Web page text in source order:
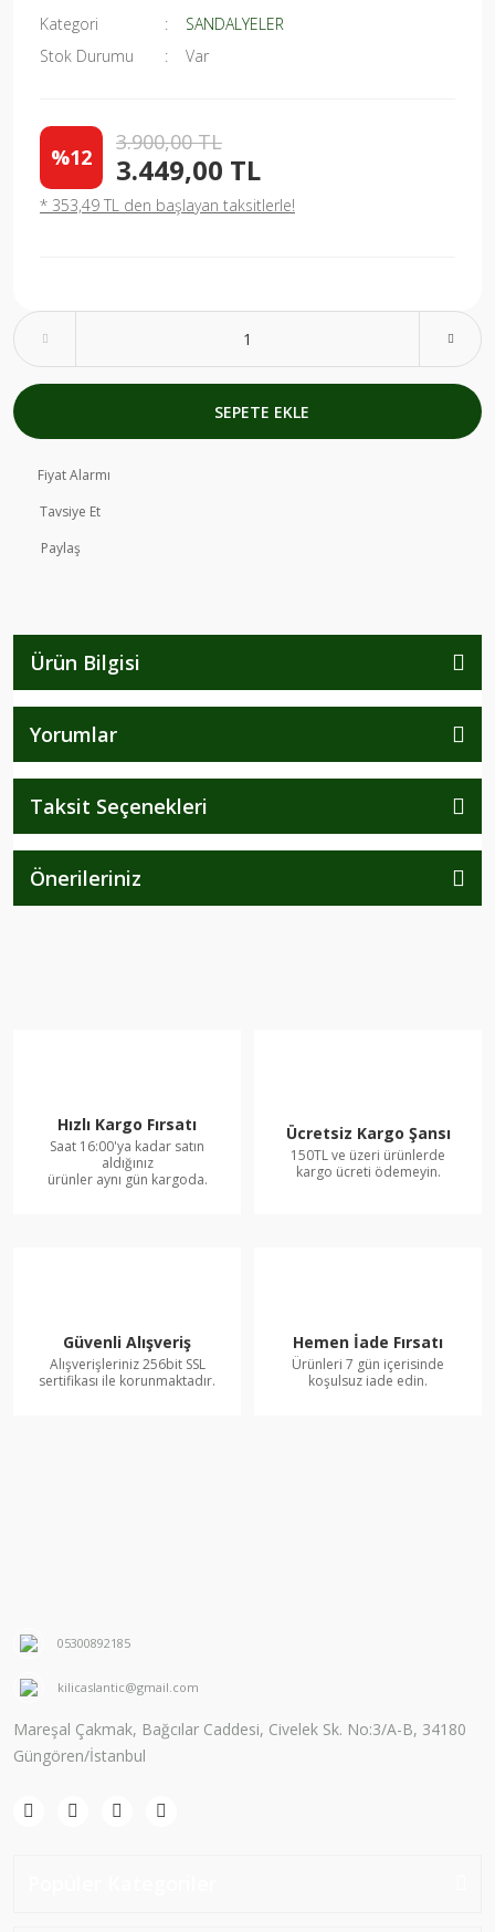
Kategori
SANDALYELER
Stok Durumu
Var
%12
3.900,00 TL
3.449,00 TL
* 353,49 TL den başlayan taksitlerle!
SEPETE EKLE
Fiyat Alarmı
Tavsiye Et
Paylaş
Ürün Bilgisi
Yorumlar
Taksit Seçenekleri
Önerileriniz
Hızlı Kargo Fırsatı
Saat 16:00'ya kadar satın
aldığınız
ürünler aynı gün kargoda.
Ücretsiz Kargo Şansı
150TL ve üzeri ürünlerde
kargo ücreti ödemeyin.
Güvenli Alışveriş
Alışverişleriniz 256bit SSL
sertifikası ile korunmaktadır.
Hemen İade Fırsatı
Ürünleri 7 gün içerisinde
koşulsuz iade edin.
05300892185
kilicaslantic@gmail.com
Mareşal Çakmak, Bağcılar Caddesi, Civelek Sk. No:3/A-B, 34180
Güngören/İstanbul